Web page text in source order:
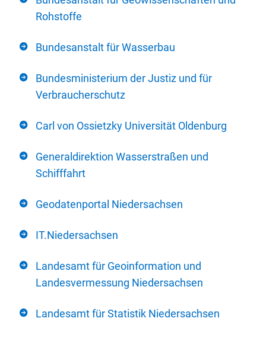
Rohstoffe
Bundesanstalt für Wasserbau
Bundesministerium der Justiz und für
Verbraucherschutz
Carl von Ossietzky Universität Oldenburg
Generaldirektion Wasserstraßen und
Schifffahrt
Geodatenportal Niedersachsen
IT.Niedersachsen
Landesamt für Geoinformation und
Landesvermessung Niedersachsen
Landesamt für Statistik Niedersachsen